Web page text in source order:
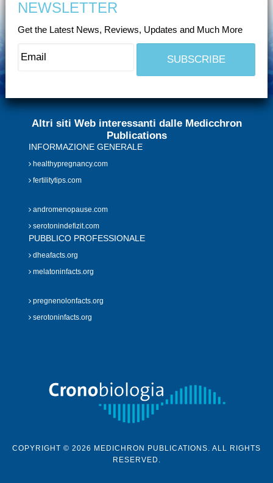
NEWSLETTER
Get the Latest News, Reviews, Updates and Much More
Altri siti Web interessanti dalle Medicchron
Publications
INFORMAZIONE GENERALE
healthypregnancy.com
fertilitytips.com
andromenopause.com
serotonindefizit.com
PUBBLICO PROFESSIONALE
dheafacts.org
melatoninfacts.org
pregnenolonfacts.org
serotoninfacts.org
COPYRIGHT © 2026 MEDICHRON PUBLICATIONS. ALL RIGHTS
RESERVED.